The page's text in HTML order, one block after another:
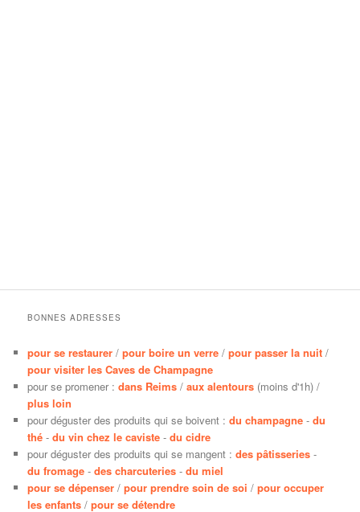
BONNES ADRESSES
pour se restaurer /pour boire un verre /pour passer la nuit /
pour visiter les Caves de Champagne
pour se promener :dans Reims /aux alentours (moins d'1h) /
plus loin
pour déguster des produits qui se boivent :du champagne -du
thé -du vin chez le caviste -du cidre
pour déguster des produits qui se mangent :des pâtisseries -
du fromage -des charcuteries -du miel
pour se dépenser /pour prendre soin de soi /pour occuper
les enfants /pour se détendre